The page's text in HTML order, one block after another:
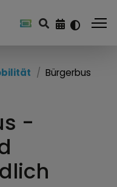
Bürgerbus
-